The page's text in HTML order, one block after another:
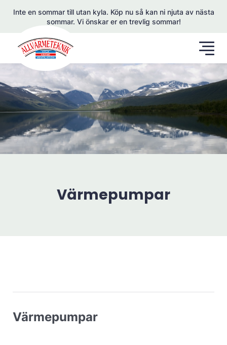
Inte en sommar till utan kyla. Köp nu så kan ni njuta av nästa
sommar. Vi önskar er en trevlig sommar!
Värmepumpar
Värmepumpar